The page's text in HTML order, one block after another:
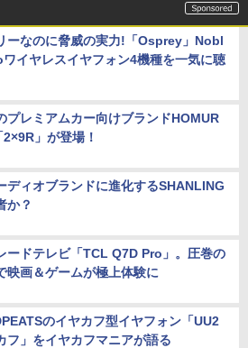
ーなのに脅威の実力!「Osprey」Nobl
イヤレスイヤフォン4機種を一気に聴
プレミアムカー向けブランドHOMUR
」が登場！
ディオブランドに進化するSHANLING
か？
ードテレビ「TCL Q7D Pro」。圧巻の
映画＆ゲームが極上体験に
のイヤカフ型イヤフォン「UU2
フ」をイヤカフマニアが語る